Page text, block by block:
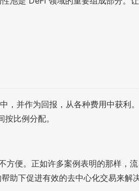
，并作为回报，从各种费用中获利。
比例分配。
方便。正如许多案例表明的那样，流
助下促进有效的去中心化交易来解